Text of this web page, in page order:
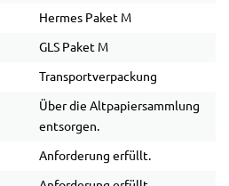
Hermes Paket M
GLS Paket M
Transportverpackung
Über die Altpapiersammlung
entsorgen.
Anforderung erfüllt.